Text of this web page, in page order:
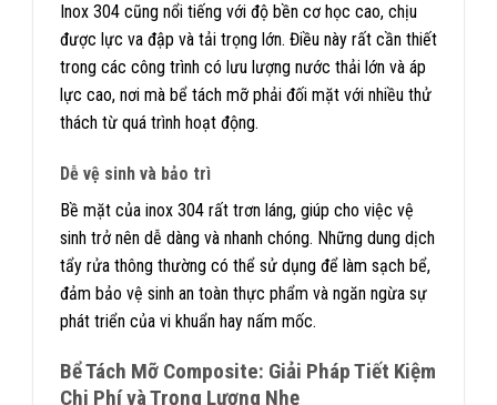
Inox 304 cũng nổi tiếng với độ bền cơ học cao, chịu
được lực va đập và tải trọng lớn. Điều này rất cần thiết
trong các công trình có lưu lượng nước thải lớn và áp
lực cao, nơi mà bể tách mỡ phải đối mặt với nhiều thử
thách từ quá trình hoạt động.
Dễ vệ sinh và bảo trì
Bề mặt của inox 304 rất trơn láng, giúp cho việc vệ
sinh trở nên dễ dàng và nhanh chóng. Những dung dịch
tẩy rửa thông thường có thể sử dụng để làm sạch bể,
đảm bảo vệ sinh an toàn thực phẩm và ngăn ngừa sự
phát triển của vi khuẩn hay nấm mốc.
Bể Tách Mỡ Composite: Giải Pháp Tiết Kiệm
Chi Phí và Trọng Lượng Nhẹ